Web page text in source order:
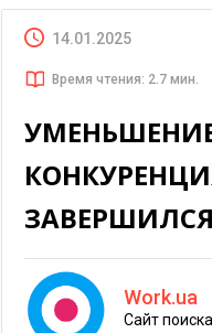
14.01.2025
Время чтения: 2.7 мин.
Work.ua
Сайт